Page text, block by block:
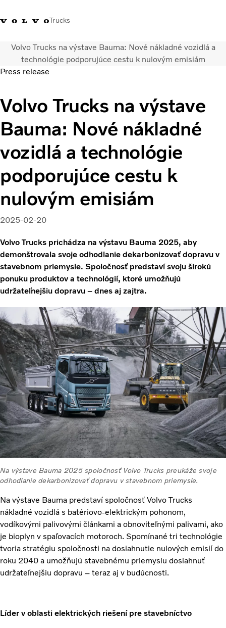
Trucks
Kontaktujte násMerchandise Shop Prihlásiť sa Slovenská Republika
Nákladné vozidlá
Služby
Predajná a servisná sieť
Novinky
O nás
Kontaktujte nás
Kariéra
Volvo Trucks na výstave Bauma: Nové nákladné vozidlá a
technológie podporujúce cestu k nulovým emisiám
Press release
Volvo Trucks na výstave
Bauma: Nové nákladné
vozidlá a technológie
podporujúce cestu k
nulovým emisiám
2025-02-20
Volvo Trucks prichádza na výstavu Bauma 2025, aby
demonštrovala svoje odhodlanie dekarbonizovať dopravu v
stavebnom priemysle. Spoločnosť predstaví svoju širokú
ponuku produktov a technológií, ktoré umožňujú
udržateľnejšiu dopravu – dnes aj zajtra.
Na výstave Bauma 2025 spoločnosť Volvo Trucks preukáže svoje
odhodlanie dekarbonizovať dopravu v stavebnom priemysle.
Na výstave Bauma predstaví spoločnosť Volvo Trucks
nákladné vozidlá s batériovo-elektrickým pohonom,
vodíkovými palivovými článkami a obnoviteľnými palivami, ako
je bioplyn v spaľovacích motoroch. Spomínané tri technológie
tvoria stratégiu spoločnosti na dosiahnutie nulových emisií do
roku 2040 a umožňujú stavebnému priemyslu dosiahnuť
udržateľnejšiu dopravu – teraz aj v budúcnosti.
Líder v oblasti elektrických riešení pre stavebníctvo